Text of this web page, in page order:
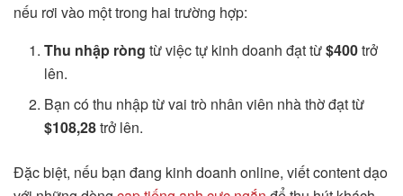
nếu rơi vào một trong hai trường hợp:
Thu nhập ròng từ việc tự kinh doanh đạt từ$400trở
lên.
Bạn có thu nhập từ vai trò nhân viên nhà thờ đạt từ
$108,28trở lên.
Đặc biệt, nếu bạn đang kinh doanh online, viết content dạo